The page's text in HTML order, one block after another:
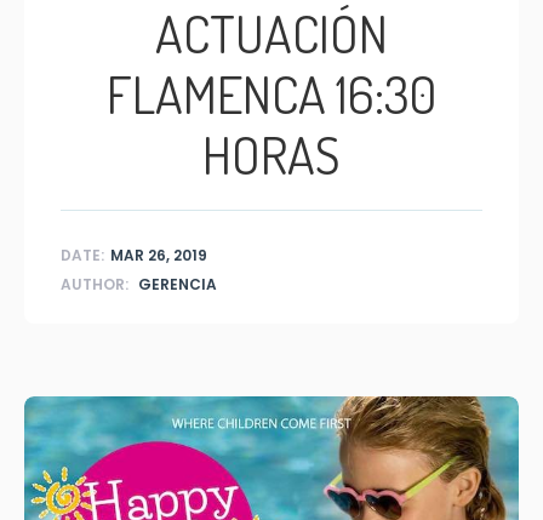
ACTUACIÓN
FLAMENCA 16:30
HORAS
DATE: MAR 26, 2019
AUTHOR: GERENCIA